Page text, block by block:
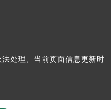
处理。当前页面信息更新时